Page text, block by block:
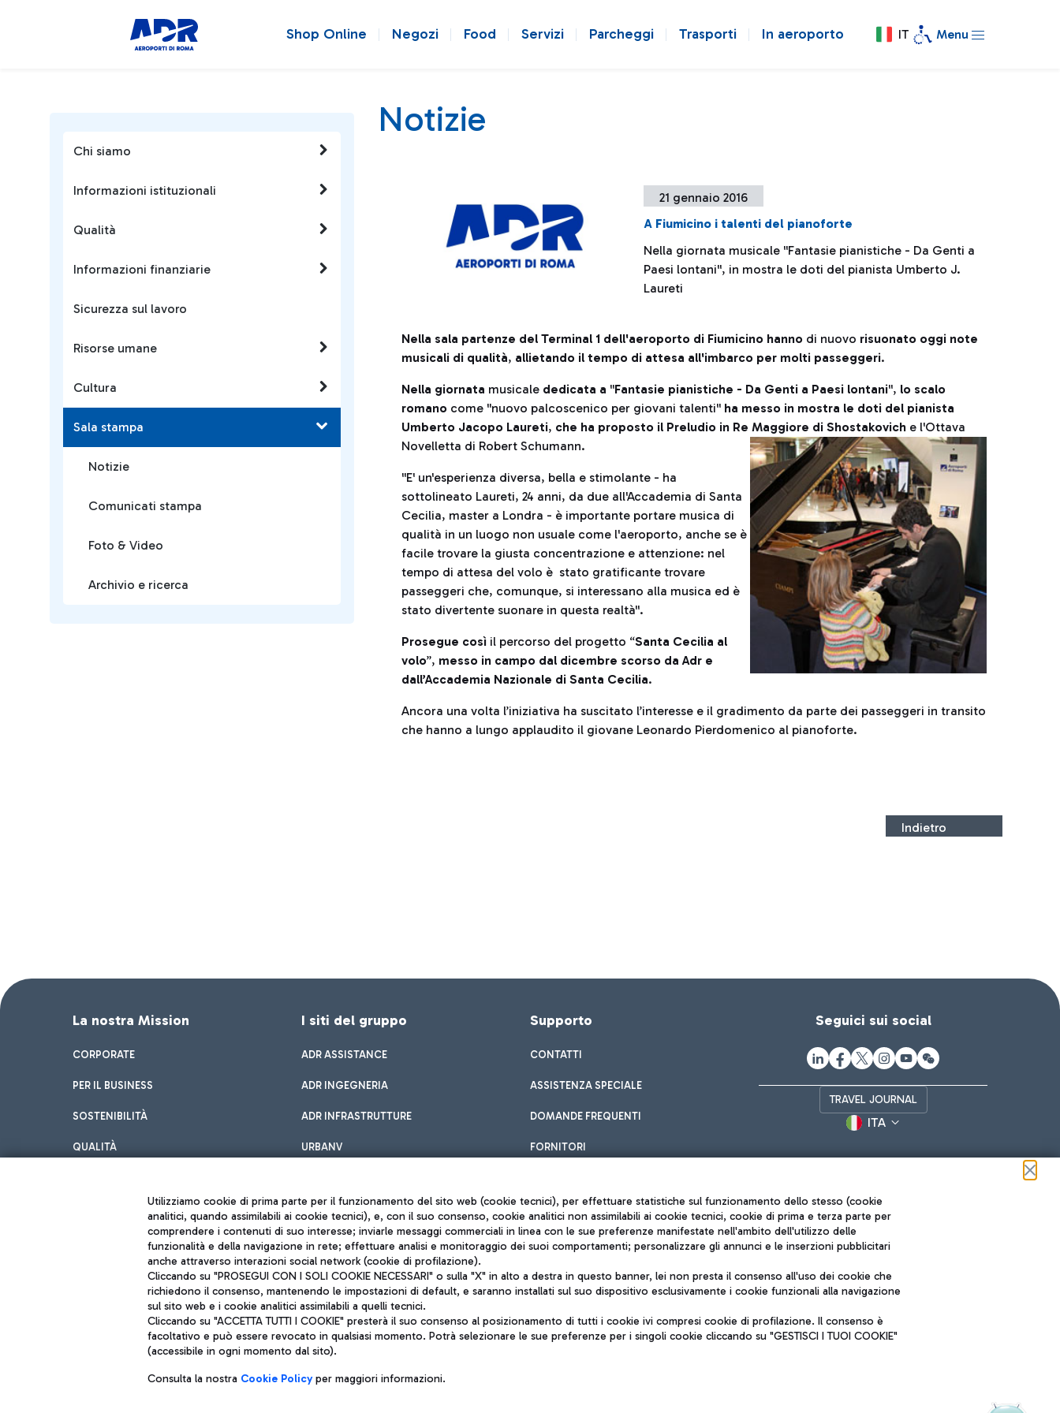
Shop Online Negozi Food Servizi Parcheggi Trasporti In aeroporto IT Menu
Chi siamo
Informazioni istituzionali
Qualità
Informazioni finanziarie
Sicurezza sul lavoro
Risorse umane
Cultura
Sala stampa
Notizie
Comunicati stampa
Foto & Video
Archivio e ricerca
Notizie
21 gennaio 2016
A Fiumicino i talenti del pianoforte
Nella giornata musicale ''Fantasie pianistiche - Da Genti a
Paesi lontani'', in mostra le doti del pianista Umberto J.
Laureti
Nella sala partenze del Terminal 1 dell'aeroporto di Fiumicino hanno di nuovo risuonato oggi note
musicali di qualità, allietando il tempo di attesa all'imbarco per molti passeggeri.
Nella giornata musicale dedicata a ''Fantasie pianistiche - Da Genti a Paesi lontani'', lo scalo
romano come ''nuovo palcoscenico per giovani talenti'' ha messo in mostra le doti del pianista
Umberto Jacopo Laureti, che ha proposto il Preludio in Re Maggiore di Shostakovich e l'Ottava
Novelletta di Robert Schumann.
''E' un'esperienza diversa, bella e stimolante - ha
sottolineato Laureti, 24 anni, da due all'Accademia di Santa
Cecilia, master a Londra - è importante portare musica di
qualità in un luogo non usuale come l'aeroporto, anche se è
facile trovare la giusta concentrazione e attenzione: nel
tempo di attesa del volo è stato gratificante trovare
passeggeri che, comunque, si interessano alla musica ed è
stato divertente suonare in questa realtà''.
Prosegue così il percorso del progetto “Santa Cecilia al
volo”, messo in campo dal dicembre scorso da Adr e
dall’Accademia Nazionale di Santa Cecilia.
Ancora una volta l’iniziativa ha suscitato l’interesse e il gradimento da parte dei passeggeri in transito
che hanno a lungo applaudito il giovane Leonardo Pierdomenico al pianoforte.
Indietro
La nostra Mission
CORPORATE
PER IL BUSINESS
SOSTENIBILITÀ
QUALITÀ
I siti del gruppo
ADR ASSISTANCE
ADR INGEGNERIA
ADR INFRASTRUTTURE
URBANV
Supporto
CONTATTI
ASSISTENZA SPECIALE
DOMANDE FREQUENTI
FORNITORI
Seguici sui social
TRAVEL JOURNAL
ITA
Aeroporti di Roma S.p.A. - Società soggetta a direzione e coordinamento di Mundys S.p.A.
Codice fiscale e Registro delle Imprese di Roma 13032990155 P. IVA 06572251004
Capitale sociale 62.224.743,00 int. vers.
Sede legale: Via Pier Paolo Racchetti 1 - 00054 Fiumicino (RM) telefono +39 06 65951
Note legali
Mappa sito
Accessibilità
Roma FCO
L'aeroporto stellato
QUALITÀ SOSTENIBILITÀ INNOVAZIONE
Utilizziamo cookie di prima parte per il funzionamento del sito web (cookie tecnici), per effettuare statistiche sul funzionamento dello stesso (cookie
analitici, quando assimilabili ai cookie tecnici), e, con il suo consenso, cookie analitici non assimilabili ai cookie tecnici, cookie di prima e terza parte per
comprendere i contenuti di suo interesse; inviarle messaggi commerciali in linea con le sue preferenze manifestate nell'ambito dell'utilizzo delle
funzionalità e della navigazione in rete; effettuare analisi e monitoraggio dei suoi comportamenti; personalizzare gli annunci e le inserzioni pubblicitari
anche attraverso interazioni social network (cookie di profilazione).
Cliccando su "PROSEGUI CON I SOLI COOKIE NECESSARI" o sulla "X" in alto a destra in questo banner, lei non presta il consenso all'uso dei cookie che
richiedono il consenso, mantenendo le impostazioni di default, e saranno installati sul suo dispositivo esclusivamente i cookie funzionali alla navigazione
sul sito web e i cookie analitici assimilabili a quelli tecnici.
Cliccando su "ACCETTA TUTTI I COOKIE" presterà il suo consenso al posizionamento di tutti i cookie ivi compresi cookie di profilazione. Il consenso è
facoltativo e può essere revocato in qualsiasi momento. Potrà selezionare le sue preferenze per i singoli cookie cliccando su "GESTISCI I TUOI COOKIE"
(accessibile in ogni momento dal sito).
Consulta la nostra Cookie Policyper maggiori informazioni.